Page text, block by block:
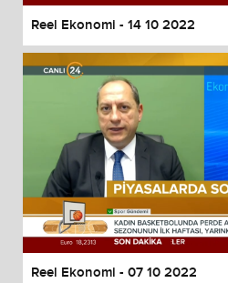
Reel Ekonomi - 14 10 2022
Reel Ekonomi - 07 10 2022